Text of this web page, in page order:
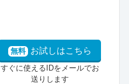
無料 お試しはこちら
すぐに使えるIDをメールでお
送りします